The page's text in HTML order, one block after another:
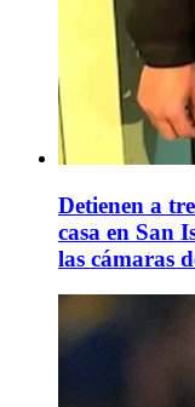
Detienen a
casa en San
las cámaras